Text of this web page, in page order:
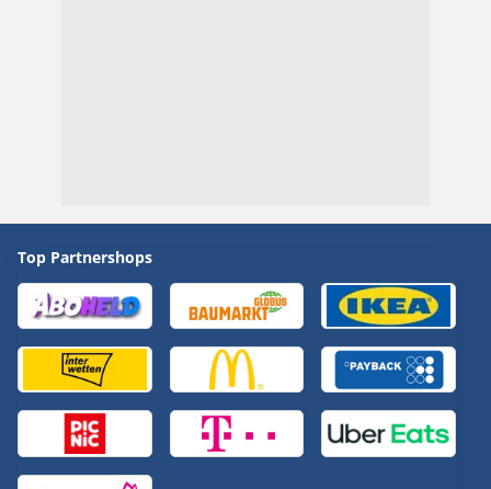
Top Partnershops